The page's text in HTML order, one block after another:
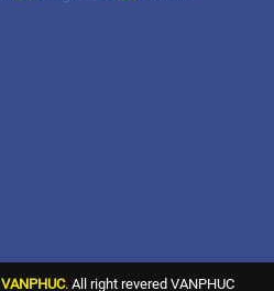
VANPHUC. All right revered VANPHUC